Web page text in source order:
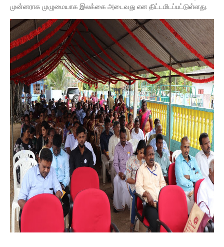
முன்னராக முழுமையாக இலக்கை அடைவது என திட்டமிடப்பட்டுள்ளது.